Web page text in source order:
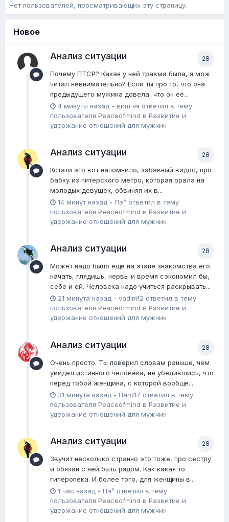
Нет пользователей, просматривающих эту страницу.
Новое
28
Анализ ситуации
Почему ПТСР? Какая у ней травма была, я мож
читал невнимательно? Если ты про то, что она
предыдущего мужика довела, что он её...
4 минуты назад - виш ня ответил в тему
пользователя Peaceofmind в Pазвитие и
удержание отношений для мужчин
28
Анализ ситуации
Кстати это вот напомнило, забавный видос, про
бабку из питерского метро, которая орала на
молодых девушек, обвиняя их в...
14 минут назад - Пэ^ ответил в тему
пользователя Peaceofmind в Pазвитие и
удержание отношений для мужчин
28
Анализ ситуации
Может надо было ещё на этапе знакомства его
начать, глядишь, нервы и время сэкономил бы,
себе и ей. Человека надо учиться раскрывать...
21 минута назад - vadim12 ответил в тему
пользователя Peaceofmind в Pазвитие и
удержание отношений для мужчин
28
Анализ ситуации
Очень просто. Ты поверил словам раньше, чем
увидел истинного человека, не убедившись, что
перед тобой женщина, с которой вообще...
31 минута назад - Hard17 ответил в тему
пользователя Peaceofmind в Pазвитие и
удержание отношений для мужчин
28
Анализ ситуации
Звучит несколько странно это тоже, про сестру
и обязан с ней быть рядом. Как какая то
гиперопека. И более того, для женщины в...
1 час назад - Пэ^ ответил в тему
пользователя Peaceofmind в Pазвитие и
удержание отношений для мужчин